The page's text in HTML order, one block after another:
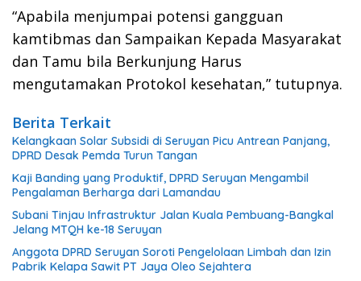
“Apabila menjumpai potensi gangguan
kamtibmas dan Sampaikan Kepada Masyarakat
dan Tamu bila Berkunjung Harus
mengutamakan Protokol kesehatan,” tutupnya.
Berita Terkait
Kelangkaan Solar Subsidi di Seruyan Picu Antrean Panjang,
DPRD Desak Pemda Turun Tangan
Kaji Banding yang Produktif, DPRD Seruyan Mengambil
Pengalaman Berharga dari Lamandau
Subani Tinjau Infrastruktur Jalan Kuala Pembuang-Bangkal
Jelang MTQH ke-18 Seruyan
Anggota DPRD Seruyan Soroti Pengelolaan Limbah dan Izin
Pabrik Kelapa Sawit PT Jaya Oleo Sejahtera